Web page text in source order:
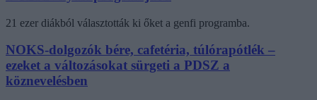
21 ezer diákból választották ki őket a genfi programba.
NOKS-dolgozók bére, cafetéria, túlórapótlék –
ezeket a változásokat sürgeti a PDSZ a
köznevelésben